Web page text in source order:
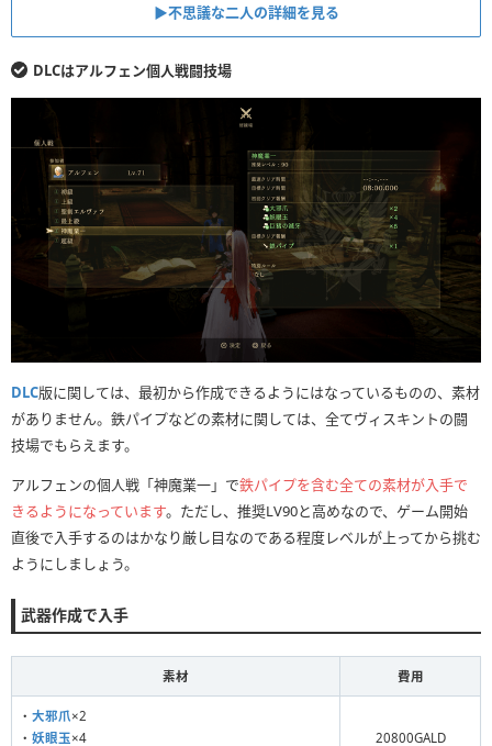
▶不思議な二人の詳細を見る
DLCはアルフェン個人戦闘技場
DLC版に関しては、最初から作成できるようにはなっているものの、素材
がありません。鉄パイプなどの素材に関しては、全てヴィスキントの闘
技場でもらえます。
アルフェンの個人戦「神魔業一」で鉄パイプを含む全ての素材が入手で
きるようになっています。ただし、推奨LV90と高めなので、ゲーム開始
直後で入手するのはかなり厳し目なのである程度レベルが上ってから挑む
ようにしましょう。
武器作成で入手
素材 費用
・ 大邪爪×2
・ 妖眼玉×4 20800GALD